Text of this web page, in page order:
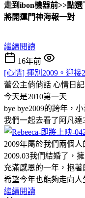
走到ibon機器前>>點
將開運門神海報一對
繼續閱讀
16年前
[心情] 揮別2009。迎接
蕾公主俏俏話 心情日記
今天是2010第一天
bye bye2009的跨年，
我們一起去看了阿凡達
2009年屬於我們兩個人
2009.03我們結婚了，
充滿感恩的一年，抱
希望今年也能夠走向
繼續閱讀